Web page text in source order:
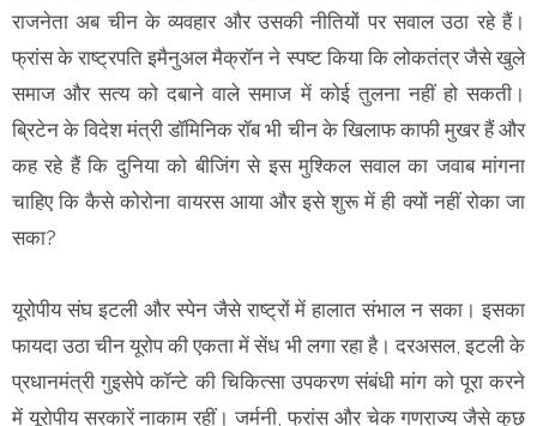
राजनेता अब चीन के व्यवहार और उसकी नीतियों पर सवाल उठा रहे हैं।
फ्रांस के राष्ट्रपति इमैनुअल मैक्रॉन ने स्पष्ट किया कि लोकतंत्र जैसे खुले
समाज और सत्य को दबाने वाले समाज में कोई तुलना नहीं हो सकती।
ब्रिटेन के विदेश मंत्री डॉमिनिक रॉब भी चीन के खिलाफ काफी मुखर हैं और
कह रहे हैं कि दुनिया को बीजिंग से इस मुश्किल सवाल का जवाब मांगना
चाहिए कि कैसे कोरोना वायरस आया और इसे शुरू में ही क्यों नहीं रोका जा
सका?
यूरोपीय संघ इटली और स्पेन जैसे राष्ट्रों में हालात संभाल न सका। इसका
फायदा उठा चीन यूरोप की एकता में सेंध भी लगा रहा है। दरअसल, इटली के
प्रधानमंत्री गुइसेपे कॉन्टे की चिकित्सा उपकरण संबंधी मांग को पूरा करने
में यूरोपीय सरकारें नाकाम रहीं। जर्मनी, फ्रांस और चेक गणराज्य जैसे कुछ